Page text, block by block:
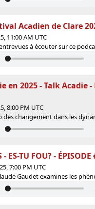
Acadien de Clare
11:00 AM UTC
à écouter sur ce
en 2025 - Talk Acadie
8:00 PM UTC
des changement dans les
- ES-TU FOU? - ÉPISODE
7:00 PM UTC
Gaudet examines les